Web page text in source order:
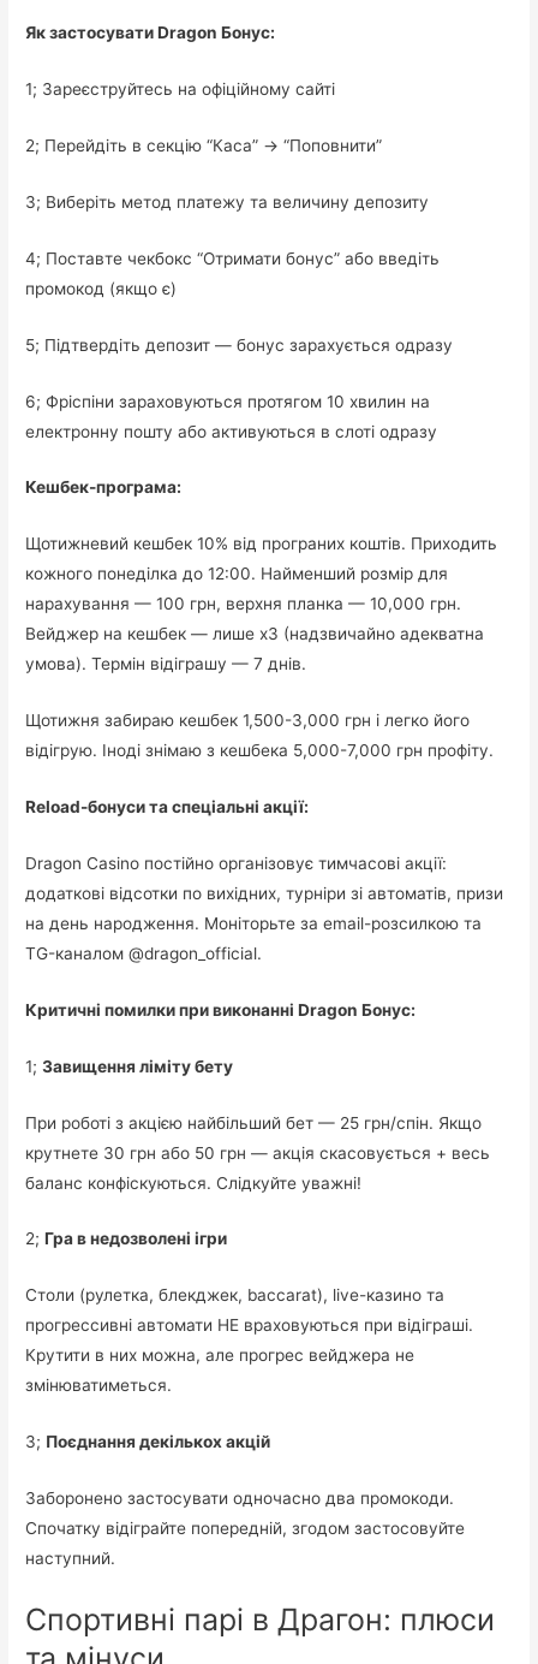
Як застосувати Dragon Бонус:
1; Зареєструйтесь на офіційному сайті
2; Перейдіть в секцію “Каса” → “Поповнити”
3; Виберіть метод платежу та величину депозиту
4; Поставте чекбокс “Отримати бонус” або введіть
промокод (якщо є)
5; Підтвердіть депозит — бонус зарахується одразу
6; Фріспіни зараховуються протягом 10 хвилин на
електронну пошту або активуються в слоті одразу
Кешбек-програма:
Щотижневий кешбек 10% від програних коштів. Приходить
кожного понеділка до 12:00. Найменший розмір для
нарахування — 100 грн, верхня планка — 10,000 грн.
Вейджер на кешбек — лише x3 (надзвичайно адекватна
умова). Термін відіграшу — 7 днів.
Щотижня забираю кешбек 1,500-3,000 грн і легко його
відігрую. Іноді знімаю з кешбека 5,000-7,000 грн профіту.
Reload-бонуси та спеціальні акції:
Dragon Casino постійно організовує тимчасові акції:
додаткові відсотки по вихідних, турніри зі автоматів, призи
на день народження. Моніторьте за email-розсилкою та
TG-каналом @dragon_official.
Критичні помилки при виконанні Dragon Бонус:
1;Завищення ліміту бету
При роботі з акцією найбільший бет — 25 грн/спін. Якщо
крутнете 30 грн або 50 грн — акція скасовується + весь
баланс конфіскуються. Слідкуйте уважні!
2;Гра в недозволені ігри
Столи (рулетка, блекджек, baccarat), live-казино та
прогрессивні автомати НЕ враховуються при відіграші.
Крутити в них можна, але прогрес вейджера не
змінюватиметься.
3; Поєднання декількох акцій
Заборонено застосувати одночасно два промокоди.
Спочатку відіграйте попередній, згодом застосовуйте
наступний.
Спортивні парі в Драгон: плюси